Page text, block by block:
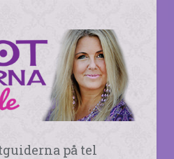
på tel